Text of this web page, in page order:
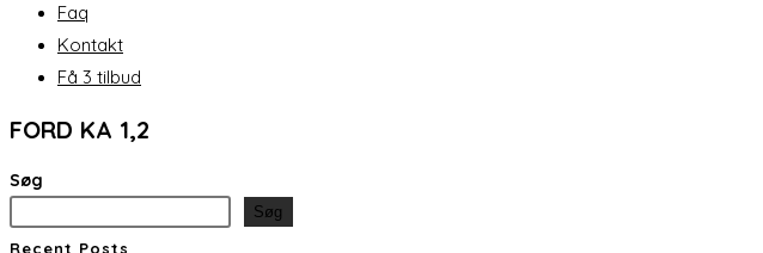
Faq
Kontakt
Få 3 tilbud
FORD KA 1,2
Søg
Søg
Recent Posts